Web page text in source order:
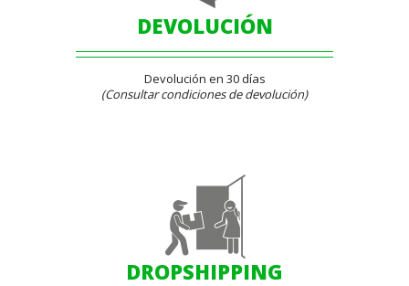
DEVOLUCIÓN
Devolución en 30 días
(Consultar condiciones de devolución)
DROPSHIPPING